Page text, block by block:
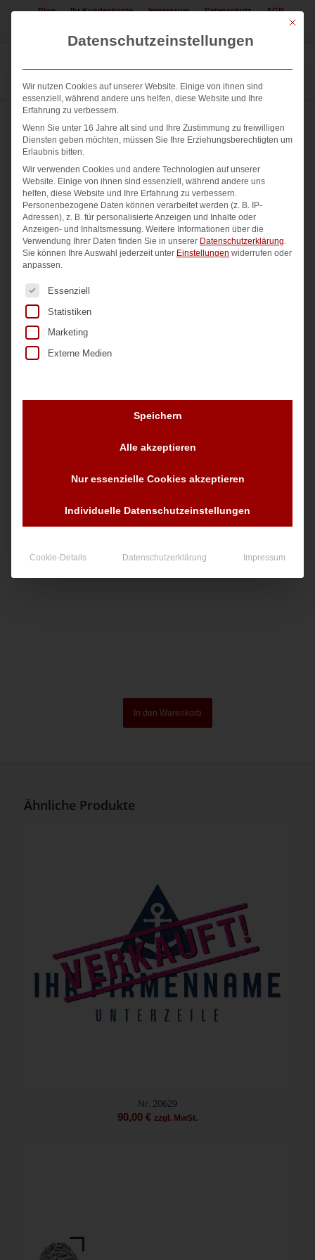
Blog Ihr Kundenkonto Impressum Datenschutz AGB
Nr. 13670
zzgl. MwSt.
In den Warenkorb
Ähnliche Produkte
Nr. 20629
90,00 € zzgl. MwSt.
Mit
Datenschutzeinstellungen
Wir nutzen Cookies auf unserer Website. Einige von ihnen sind
essenziell, während andere uns helfen, diese Website und Ihre
Erfahrung zu verbessern.
Wenn Sie unter 16 Jahre alt sind und Ihre Zustimmung zu freiwilligen
Diensten geben möchten, müssen Sie Ihre Erziehungsberechtigten um
Erlaubnis bitten.
Wir verwenden Cookies und andere Technologien auf unserer
Website. Einige von ihnen sind essenziell, während andere uns
helfen, diese Website und Ihre Erfahrung zu verbessern.
Personenbezogene Daten können verarbeitet werden (z. B. IP-
Adressen), z. B. für personalisierte Anzeigen und Inhalte oder
Anzeigen- und Inhaltsmessung. Weitere Informationen über die
Verwendung Ihrer Daten finden Sie in unserer Datenschutzerklärung.
Sie können Ihre Auswahl jederzeit unter Einstellungen widerrufen oder
anpassen.
Es folgt eine Liste der Service-Gruppen, für die eine
Essenziell
Statistiken
Marketing
Externe Medien
Speichern
Alle akzeptieren
Nur essenzielle Cookies akzeptieren
Individuelle Datenschutzeinstellungen
Cookie-Details Datenschutzerklärung Impressum